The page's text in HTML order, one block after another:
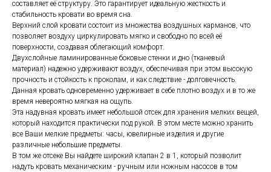
составляет её структуру. Это гарантирует идеальную жесткость и
стабильность кровати во время сна.
Верхний слой кровати состоит из множества воздушных карманов, что
позволяет воздуху циркулировать мягко и свободно по всей её
поверхности, создавая облегающий комфорт.
Двухслойные ламинированные боковые стенки и дно (тканевый
материал) надежно удерживают воздух, обеспечивая при этом высокую
прочность и стойкость к проколам, и как следствие - долговечность.
Данная кровать одновременно удерживает в себе плотно воздух и в то же
время невероятно мягкая на ощупь.
Эта надувная кровать имеет небольшой отсек для хранения мелких вещей,
который находится практически под рукой. В этом месте можно хранить
все Ваши мелкие предметы: часы, ювелирные изделия и другие
различные небольшие предметы.
В том же отсеке Вы найдете широкий клапан 2 в 1, который позволит
надуть кровать механическим - ручным или ножным насосов в том